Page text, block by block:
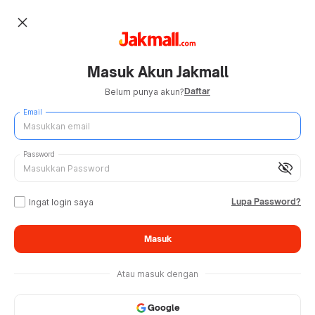
close
Masuk Akun Jakmall
Belum punya akun?Daftar
Email
visibility_off
Password
Ingat login saya Lupa Password?
Masuk
Atau masuk dengan
Google